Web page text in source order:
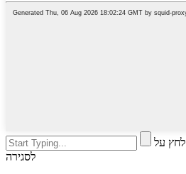
לחץ על Enter לחיפוש או על ESC
לסגירה